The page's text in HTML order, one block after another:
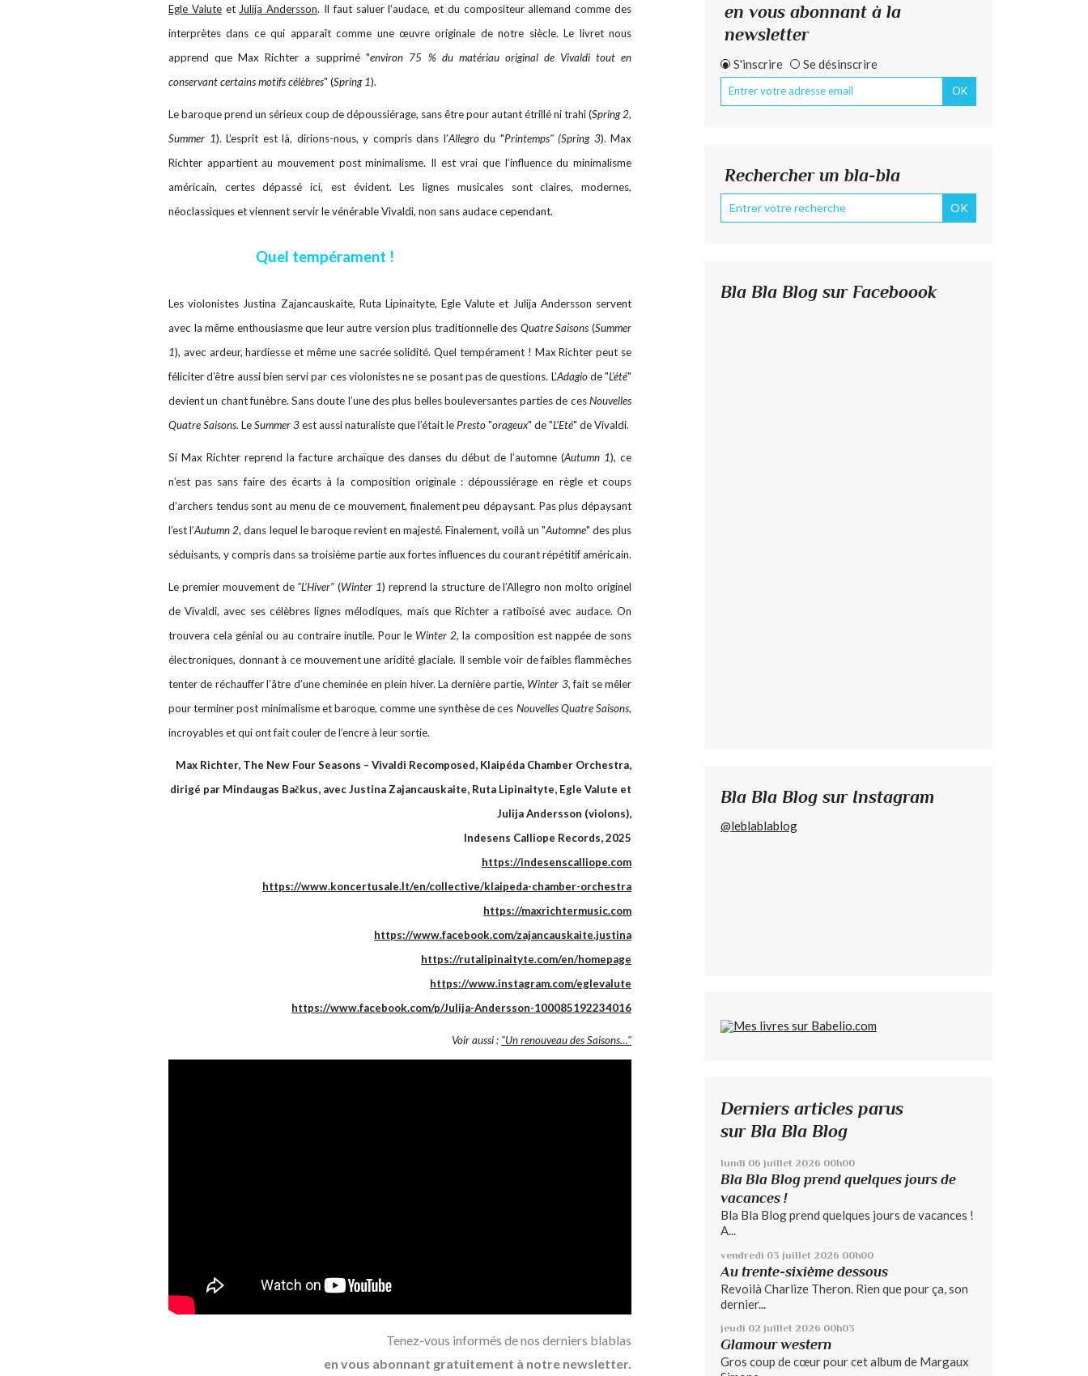
Egle Valuteet Julija Andersson. Il faut saluer l’audace, et du compositeur allemand comme des
interprètes dans ce qui apparaît comme une œuvre originale de notre siècle. Le livret nous
apprend que Max Richter a supprimé "environ 75 % du matériau original de Vivaldi tout en
conservant certains motifs célèbres" (Spring 1).
Le baroque prend un sérieux coup de dépoussiérage, sans être pour autant étrillé ni trahi (Spring 2,
Summer 1). L’esprit est là, dirions-nous, y compris dans l’Allegrodu "Printemps" (Spring 3). Max
Richter appartient au mouvement post minimalisme. Il est vrai que l’influence du minimalisme
américain, certes dépassé ici, est évident. Les lignes musicales sont claires, modernes,
néoclassiques et viennent servir le vénérable Vivaldi, non sans audace cependant.
Quel tempérament !
Les violonistes Justina Zajancauskaite, Ruta Lipinaityte, Egle Valute et Julija Andersson servent
avec la même enthousiasme que leur autre version plus traditionnelle des Quatre Saisons (Summer
1), avec ardeur, hardiesse et même une sacrée solidité. Quel tempérament ! Max Richter peut se
féliciter d’être aussi bien servi par ces violonistes ne se posant pas de questions. L’Adagiode "L’été"
devient un chant funèbre. Sans doute l’une des plus belles bouleversantes parties de cesNouvelles
Quatre Saisons. LeSummer 3est aussi naturaliste que l’était lePresto"orageux" de "L’Eté" de Vivaldi.
Si Max Richter reprend la facture archaïque des danses du début de l’automne (Autumn 1), ce
n’est pas sans faire des écarts à la composition originale : dépoussiérage en règle et coups
d’archers tendus sont au menu de ce mouvement, finalement peu dépaysant. Pas plus dépaysant
l’est l’Autumn 2, dans lequel le baroque revient en majesté. Finalement, voilà un "Automne" des plus
séduisants, y compris dans sa troisième partie aux fortes influences du courant répétitif américain.
Le premier mouvement de "L’Hiver" (Winter 1) reprend la structure de l’Allegro non molto originel
de Vivaldi, avec ses célèbres lignes mélodiques, mais que Richter a ratiboisé avec audace. On
trouvera cela génial ou au contraire inutile. Pour le Winter 2, la composition est nappée de sons
électroniques, donnant à ce mouvement une aridité glaciale. Il semble voir de faibles flammèches
tenter de réchauffer l’âtre d’une cheminée en plein hiver. La dernière partie, Winter 3, fait se mêler
pour terminer post minimalisme et baroque, comme une synthèse de ces Nouvelles Quatre Saisons,
incroyables et qui ont fait couler de l’encre à leur sortie.
Max Richter, The New Four Seasons – Vivaldi Recomposed, Klaipéda Chamber Orchestra,
dirigé par Mindaugas Bačkus, avec Justina Zajancauskaite, Ruta Lipinaityte, Egle Valute et
Julija Andersson (violons),
Indesens Calliope Records, 2025
https://indesenscalliope.com
https://www.koncertusale.lt/en/collective/klaipeda-chamber-orchestra
https://maxrichtermusic.com
https://www.facebook.com/zajancauskaite.justina
https://rutalipinaityte.com/en/homepage
https://www.instagram.com/eglevalute
https://www.facebook.com/p/Julija-Andersson-100085192234016
Voir aussi : "Un renouveau des Saisons…"
Tenez-vous informés de nos derniers blablas
en vous abonnant gratuitement à notre newsletter.
en vous abonnant à la
newsletter
S'inscrire Se désinscrire
Rechercher un bla-bla
Bla Bla Blog sur Faceboook
Bla Bla Blog sur Instagram
@leblablablog
Derniers articles parus
sur Bla Bla Blog
lundi 06 juillet 2026 00h00
Bla Bla Blog prend quelques jours de
vacances !
Bla Bla Blog prend quelques jours de vacances !
A...
vendredi 03 juillet 2026 00h00
Au trente-sixième dessous
Revoilà Charlize Theron. Rien que pour ça, son
dernier...
jeudi 02 juillet 2026 00h03
Glamour western
Gros coup de cœur pour cet album de Margaux